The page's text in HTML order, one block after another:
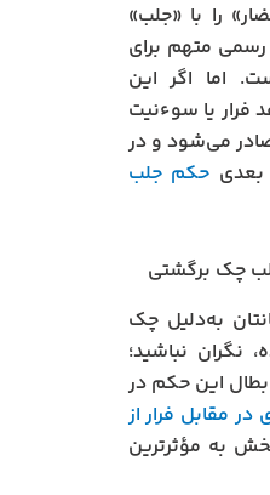
را با «جلب»
رسمی متهم برای
اما اگر این
فرار یا سوءنیت
می‌شود و در
حکم جلب
چک برگشتی
به‌دلیل چک
نباشید؛
این حکم در
در مقابل فرار از
به مؤثرترین